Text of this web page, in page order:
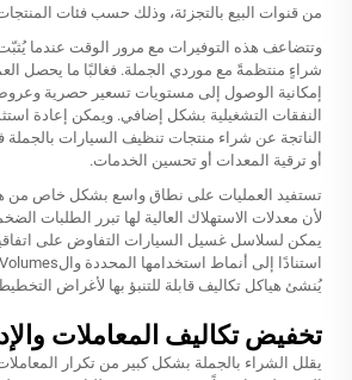
من قنوات البيع بالتجزئة، وذلك حسب فئات
وتتضاعف هذه التوفيرات مع مرور الوقت عندما
شراءٍ منتظمةً مع موردي الجملة. فغالبًا ما يحصل
إمكانية الوصول إلى مستويات تسعير حصرية
النفقات التشغيلية بشكل إضافي. ويمكن إعادة
الناتجة عن شراء منتجات تنظيف السيارات
أو ترقية المعدات أو تحسين الخدمات.
تستفيد العمليات على نطاق واسع بشكل خاص من
لأن معدلات الاستهلاك العالية لها تبرر الطلبات
يمكن لسلاسل غسيل السيارات التفاوض على
يُنشئ هياكل تكاليف قابلة للتنبؤ بها لأغراض
تخفيض تكاليف المعاملات
يقلل الشراء بالجملة بشكل كبير من تكرار المعاملات